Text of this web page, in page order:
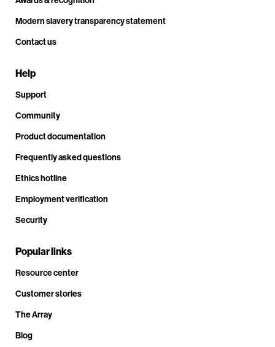
Modern slavery transparency statement
Contact us
Help
Support
Community
Product documentation
Frequently asked questions
Ethics hotline
Employment verification
Security
Popular links
Resource center
Customer stories
The Array
Blog